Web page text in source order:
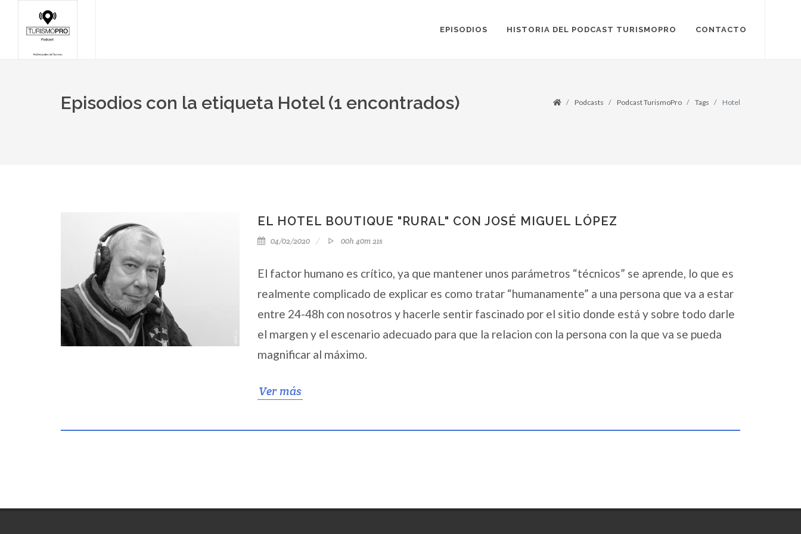
EPISODIOS HISTORIA DEL PODCAST TURISMOPRO CONTACTO
Episodios con la etiqueta Hotel (1 encontrados) Podcasts Podcast TurismoPro Tags Hotel
EL HOTEL BOUTIQUE "RURAL" CON JOSÉ MIGUEL LÓPEZ
04/02/2020 00h 40m 21s
El factor humano es crítico, ya que mantener unos parámetros “técnicos” se aprende, lo que es
realmente complicado de explicar es como tratar “humanamente” a una persona que va a estar
entre 24-48h con nosotros y hacerle sentir fascinado por el sitio donde está y sobre todo darle
el margen y el escenario adecuado para que la relacion con la persona con la que va se pueda
magnificar al máximo.
Ver más